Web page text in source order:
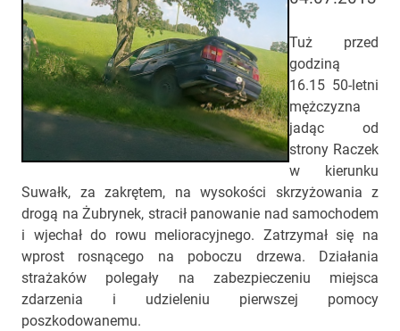
Tuż przed
godziną
16.15 50-letni
mężczyzna
jadąc od
strony Raczek
w kierunku
Suwałk, za zakrętem, na wysokości skrzyżowania z
drogą na Żubrynek, stracił panowanie nad samochodem
i wjechał do rowu melioracyjnego. Zatrzymał się na
wprost rosnącego na poboczu drzewa. Działania
strażaków polegały na zabezpieczeniu miejsca
zdarzenia i udzieleniu pierwszej pomocy
poszkodowanemu.